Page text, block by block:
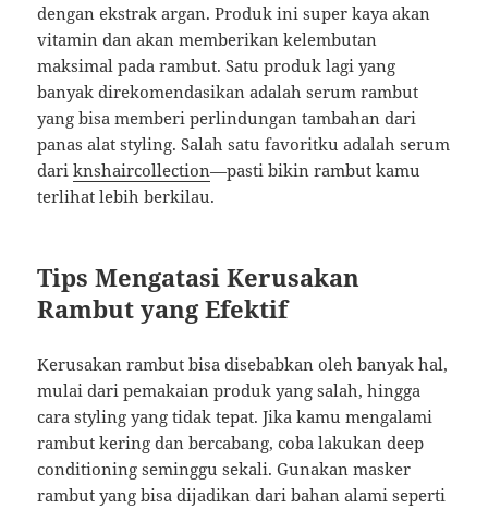
dengan ekstrak argan. Produk ini super kaya akan
vitamin dan akan memberikan kelembutan
maksimal pada rambut. Satu produk lagi yang
banyak direkomendasikan adalah serum rambut
yang bisa memberi perlindungan tambahan dari
panas alat styling. Salah satu favoritku adalah serum
dariknshaircollection—pasti bikin rambut kamu
terlihat lebih berkilau.
Tips Mengatasi Kerusakan
Rambut yang Efektif
Kerusakan rambut bisa disebabkan oleh banyak hal,
mulai dari pemakaian produk yang salah, hingga
cara styling yang tidak tepat. Jika kamu mengalami
rambut kering dan bercabang, coba lakukan deep
conditioning seminggu sekali. Gunakan masker
rambut yang bisa dijadikan dari bahan alami seperti